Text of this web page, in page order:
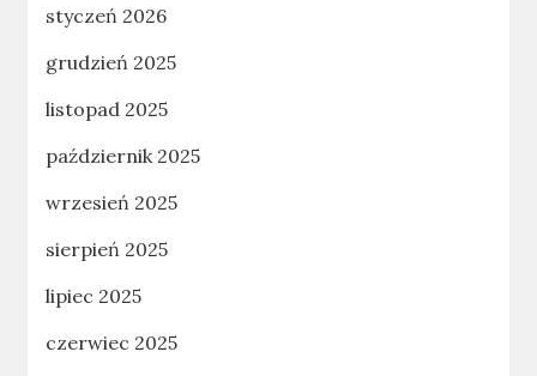
styczeń 2026
grudzień 2025
listopad 2025
październik 2025
wrzesień 2025
sierpień 2025
lipiec 2025
czerwiec 2025